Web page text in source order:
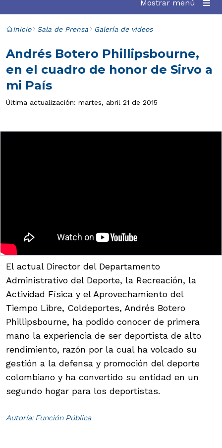
Mostrar menú
Inicio Sala de Prensa Galería de videos
Andrés Botero Phillipsbourne,
en el cuadro de honor de Sirvo a
mi País
Última actualización: martes, abril 21 de 2015
El actual Director del Departamento
Administrativo del Deporte, la Recreación, la
Actividad Física y el Aprovechamiento del
Tiempo Libre, Coldeportes, Andrés Botero
Phillipsbourne, ha podido conocer de primera
mano la experiencia de ser deportista de alto
rendimiento, razón por la cual ha volcado su
gestión a la defensa y promoción del deporte
colombiano y ha convertido su entidad en un
segundo hogar para los deportistas.
Autoría: Función Pública